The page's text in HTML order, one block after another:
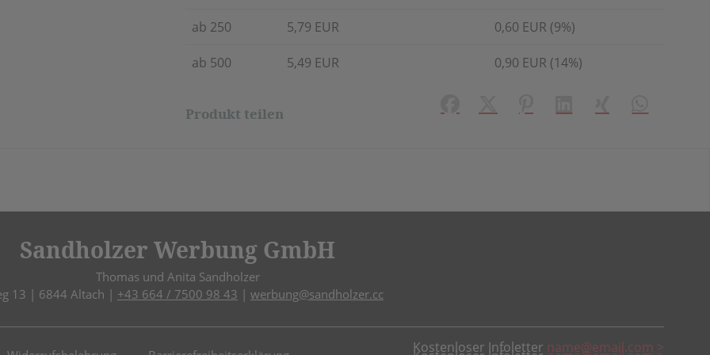
ab 250 5,79 EUR 0,60 EUR (9%)
ab 500 5,49 EUR 0,90 EUR (14%)
Produkt teilen Facebook
X PinterestLinkedInXing WhatsApp
Sandholzer Werbung GmbH
Thomas und Anita Sandholzer
13 | 6844 Altach | +43 664 / 7500 98 43 | werbung@sandholzer.cc
Kostenloser Infoletter name@email.com >